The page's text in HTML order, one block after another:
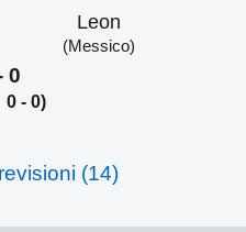
Leon
(Messico)
0
0 - 0)
(14)